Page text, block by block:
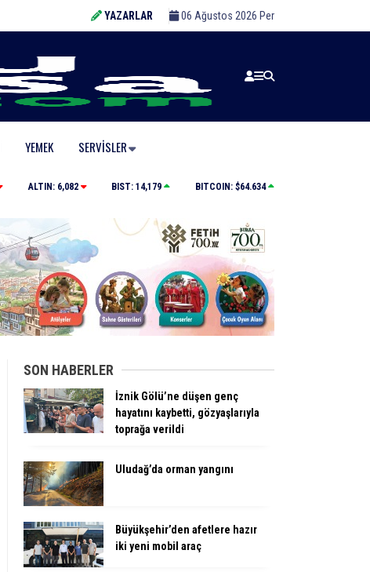
YAZARLAR 06 Ağustos 2026 Per
YEMEK SERVISLER
Uluslararası Bursa Festivali’nde ilk kez çocuklara
ALTIN: 6,082 BIST: 14,179 BITCOIN: $64.634
SON HABERLER
İznik Gölü’ne düşen genç
hayatını kaybetti, gözyaşlarıyla
toprağa verildi
Uludağ’da orman yangını
Büyükşehir’den afetlere hazır
iki yeni mobil araç